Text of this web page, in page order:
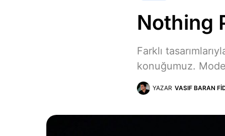
Nothing
Farklı
konuğumuz.
YAZAR VASIF BARAN